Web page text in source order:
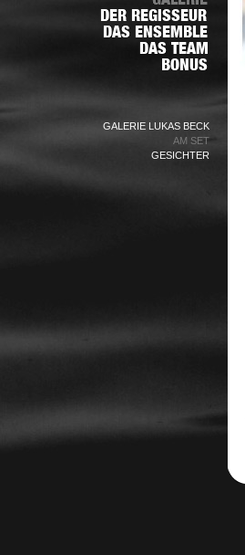
GALERIE LUKAS BECK
AM SET
GESICHTER